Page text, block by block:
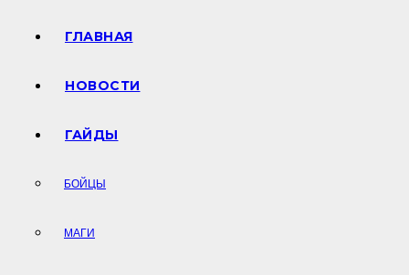
ГЛАВНАЯ
НОВОСТИ
ГАЙДЫ
БОЙЦЫ
МАГИ